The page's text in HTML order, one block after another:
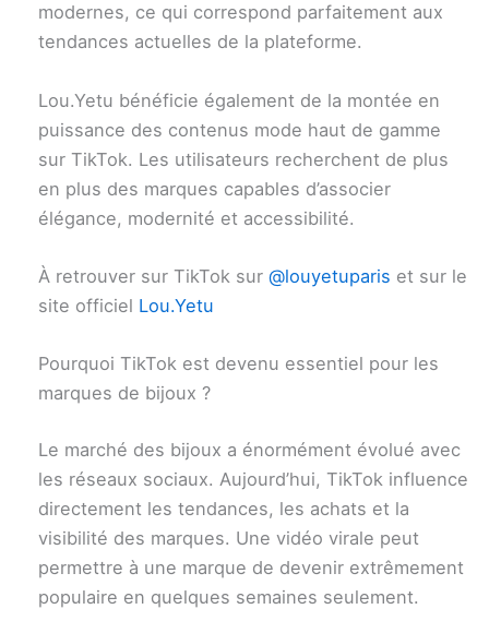
modernes, ce qui correspond parfaitement aux
tendances actuelles de la plateforme.
Lou.Yetu bénéficie également de la montée en
puissance des contenus mode haut de gamme
sur TikTok. Les utilisateurs recherchent de plus
en plus des marques capables d’associer
élégance, modernité et accessibilité.
À retrouver sur TikTok sur@louyetuparis et sur le
site officiel Lou.Yetu
Pourquoi TikTok est devenu essentiel pour les
marques de bijoux ?
Le marché des bijoux a énormément évolué avec
les réseaux sociaux. Aujourd’hui, TikTok influence
directement les tendances, les achats et la
visibilité des marques. Une vidéo virale peut
permettre à une marque de devenir extrêmement
populaire en quelques semaines seulement.